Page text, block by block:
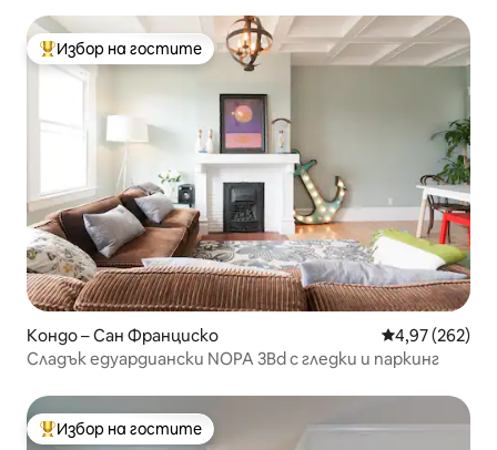
Най-популярен избор на гостите
Избор на гостите
Кондо – Сан Франциско Средна
4,97 (262)
Сладък едуардиански NOPA 3Bd с гледки и паркинг
Най-популярен избор на гостите
Избор на гостите